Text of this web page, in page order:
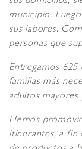
municipio.
sus labores.
personas que
Entregamos 625
familias más
adultos mayores
Hemos
itinerantes, a fin